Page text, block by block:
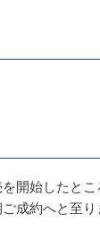
開始したとこ
成約へと至り